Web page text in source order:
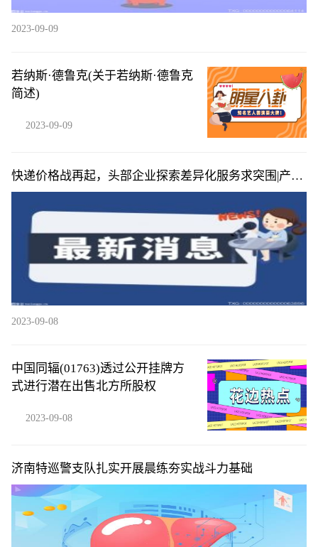
2023-09-09
若纳斯·德鲁克(关于若纳斯·德鲁克
简述)
2023-09-09
快递价格战再起，头部企业探索差异化服务求突围|产业
链情报站
2023-09-08
中国同辐(01763)透过公开挂牌方
式进行潜在出售北方所股权
2023-09-08
济南特巡警支队扎实开展晨练夯实战斗力基础